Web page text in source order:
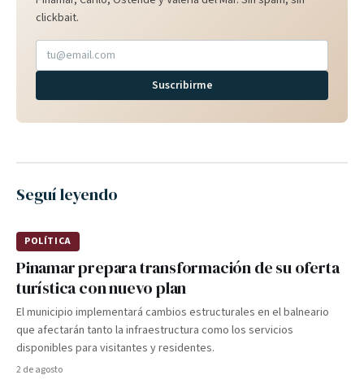
clickbait.
Suscribirme
Seguí leyendo
POLÍTICA
Pinamar prepara transformación de su oferta
turística con nuevo plan
El municipio implementará cambios estructurales en el balneario
que afectarán tanto la infraestructura como los servicios
disponibles para visitantes y residentes.
2 de agosto